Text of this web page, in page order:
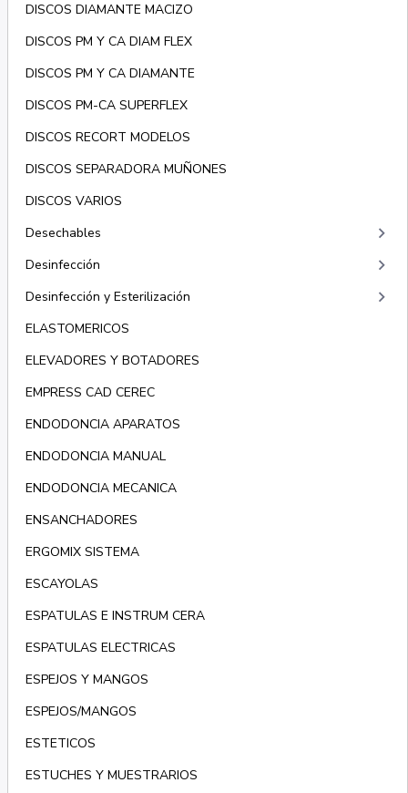
DISCOS DIAMANTE MACIZO
DISCOS PM Y CA DIAM FLEX
DISCOS PM Y CA DIAMANTE
DISCOS PM-CA SUPERFLEX
DISCOS RECORT MODELOS
DISCOS SEPARADORA MUÑONES
DISCOS VARIOS
Desechables
keyboard_arrow_right
Desinfección keyboard_arrow_right
Desinfección y Esterilización keyboard_arrow_right
ELASTOMERICOS
ELEVADORES Y BOTADORES
EMPRESS CAD CEREC
ENDODONCIA APARATOS
ENDODONCIA MANUAL
ENDODONCIA MECANICA
ENSANCHADORES
ERGOMIX SISTEMA
ESCAYOLAS
ESPATULAS E INSTRUM CERA
ESPATULAS ELECTRICAS
ESPEJOS Y MANGOS
ESPEJOS/MANGOS
ESTETICOS
ESTUCHES Y MUESTRARIOS